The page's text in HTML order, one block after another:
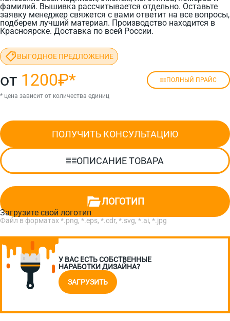
фамилий. Вышивка рассчитывается отдельно. Оставьте
заявку менеджер свяжется с вами ответит на все вопросы,
подберем лучший материал. Производство находится в
Красноярске. Доставка по всей России.
ВЫГОДНОЕ ПРЕДЛОЖЕНИЕ
от 1200₽* ПОЛНЫЙ ПРАЙС
* цена зависит от количества единиц
ПОЛУЧИТЬ КОНСУЛЬТАЦИЮ
ОПИСАНИЕ ТОВАРА
ЛОГОТИП
Загрузите свой логотип
Файл в форматах *.png, *.eps, *.cdr, *.svg, *.ai, *.jpg
У ВАС ЕСТЬ СОБСТВЕННЫЕ
НАРАБОТКИ ДИЗАЙНА?
ЗАГРУЗИТЬ